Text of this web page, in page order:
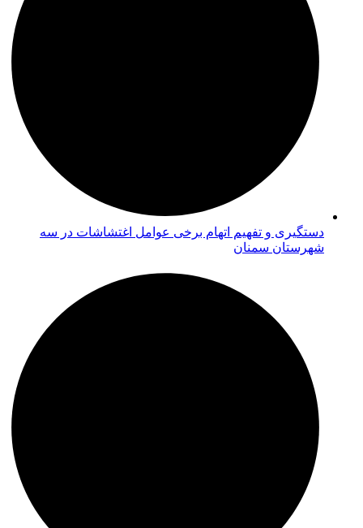
دستگیری و تفهیم اتهام برخی عوامل اغتشاشات در سه
شهرستان سمنان